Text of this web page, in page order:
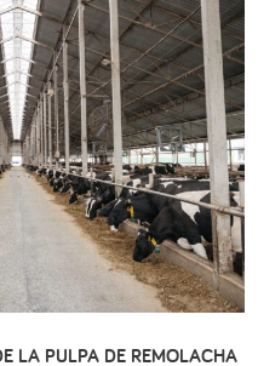
LA PULPA DE REMOLACHA